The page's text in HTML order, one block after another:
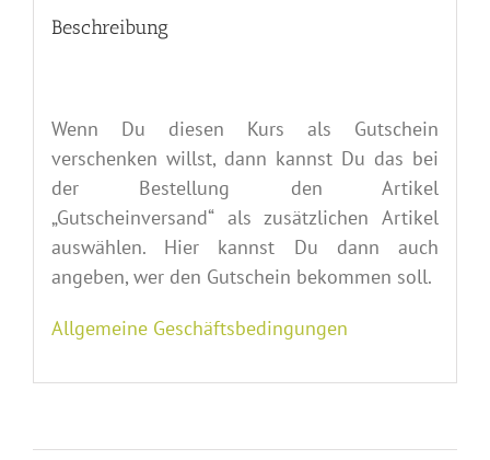
Beschreibung
Wenn Du diesen Kurs als Gutschein
verschenken willst, dann kannst Du das bei
der Bestellung den Artikel
„Gutscheinversand“ als zusätzlichen Artikel
auswählen. Hier kannst Du dann auch
angeben, wer den Gutschein bekommen soll.
Allgemeine Geschäftsbedingungen